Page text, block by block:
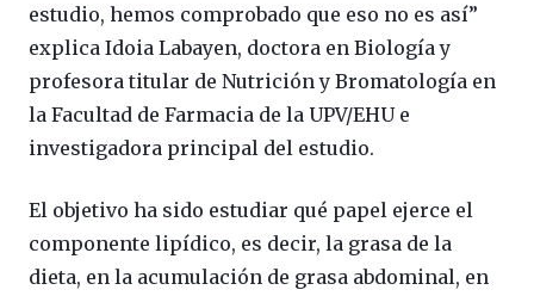
estudio, hemos comprobado que eso no es así”
explica Idoia Labayen, doctora en Biología y
profesora titular de Nutrición y Bromatología en
la Facultad de Farmacia de la UPV/EHU e
investigadora principal del estudio.
El objetivo ha sido estudiar qué papel ejerce el
componente lipídico, es decir, la grasa de la
dieta, en la acumulación de grasa abdominal, en